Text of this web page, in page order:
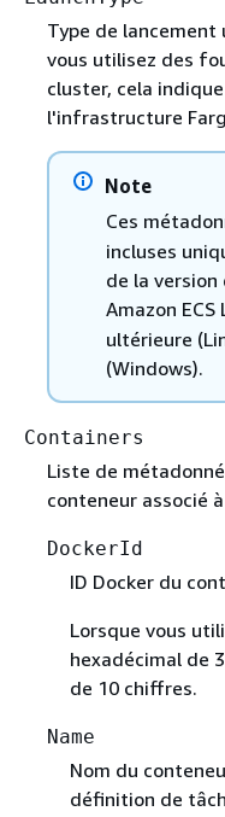
Type de lancement
vous utilisez des
cluster, cela
l'infrastructure
Note
Ces
incluses
de la
Amazon ECS
ultérieure
(Windows).
Containers
Liste de
conteneur associé
DockerId
ID Docker du
Lorsque vous
hexadécimal de
de 10 chiffres.
Name
Nom du
définition de